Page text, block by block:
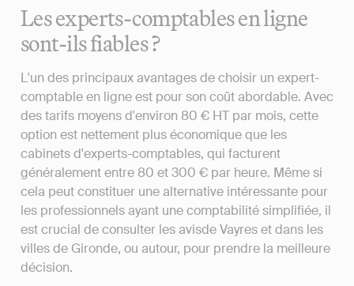
Les experts-comptables en ligne
sont-ils fiables ?
L'un des principaux avantages de choisir un expert-
comptable en ligne est pour son coût abordable. Avec
des tarifs moyens d'environ 80 € HT par mois, cette
option est nettement plus économique que les
cabinets d'experts-comptables, qui facturent
généralement entre 80 et 300 € par heure. Même si
cela peut constituer une alternative intéressante pour
les professionnels ayant une comptabilité simplifiée, il
est crucial de consulter les avisde Vayres et dans les
villes de Gironde, ou autour, pour prendre la meilleure
décision.